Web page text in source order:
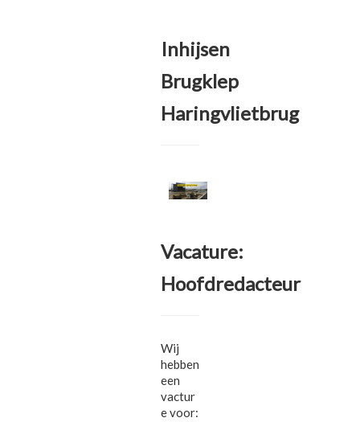
Inhijsen
Brugklep
Haringvlietbrug
Vacature:
Hoofdredacteur
Wij
hebben
een
vactur
e voor: